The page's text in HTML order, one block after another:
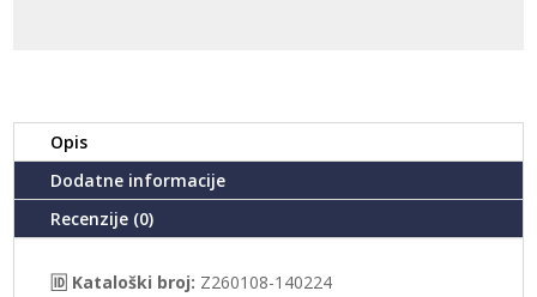
Opis
Dodatne informacije
Recenzije (0)
🆔 Kataloški broj: Z260108-140224